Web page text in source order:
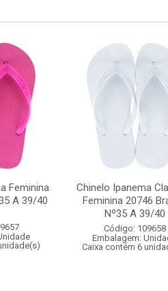
Feminina
A 39/40
Chinelo Ipanema
Feminina 20746
Nº35 A 39/40
Código: 109658
Embalagem:
Caixa contém 6